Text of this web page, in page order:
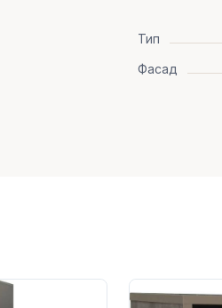
Тип
Фасад